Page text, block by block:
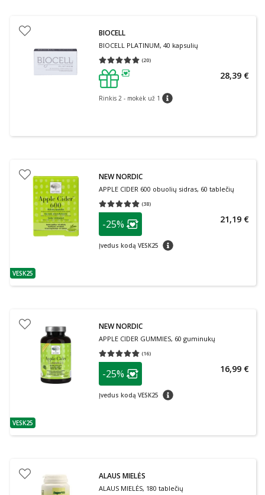
BIOCELL
BIOCELL PLATINUM, 40 kapsulių
(20)
Vidutinis įvertinimas 5.00
patarimas
Rinkis 2 - mokėk už 1 patarimas
28,39 €
patarimas
VESK25
NEW NORDIC
APPLE CIDER 600 obuolių sidras, 60 tablečių
(38)
Vidutinis įvertinimas 4.79
patarimas
Lojalumo klubo narių nuolaida
-25%
Įvedus kodą VESK25 patarimas
21,19 €
patarimas
VESK25
NEW NORDIC
APPLE CIDER GUMMIES, 60 guminukų
(16)
Vidutinis įvertinimas 4.75
patarimas
Lojalumo klubo narių nuolaida
-25%
Įvedus kodą VESK25 patarimas
16,99 €
ALAUS MIELĖS
ALAUS MIELĖS, 180 tablečių